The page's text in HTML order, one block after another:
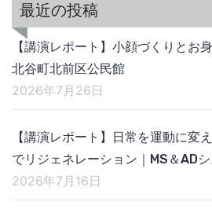
最近の投稿
【講演レポート】小顔づくりとお
北谷町北前区公民館
2026年7月26日
【講演レポート】日常を運動に変
でリジェネレーション｜MS＆AD
2026年7月16日